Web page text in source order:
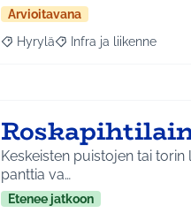
Arvioitavana
Rajaa tulokset aihepiirin
Hyrylä Rajaa tulokset teeman
Infra ja liikenne
Keskeisten puistojen tai
panttia va…
Etenee jatkoon